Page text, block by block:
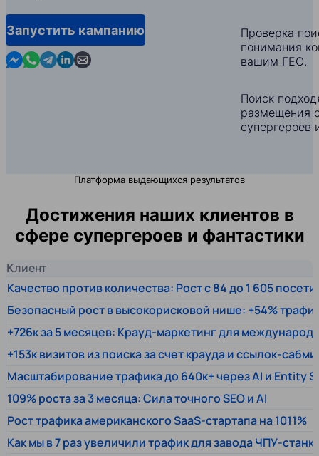
Запустить кампанию
Contact us in Messenger
Contact us in WhatsApp
Contact us in Telegram
Contact us in Linkedin
Contact us by email
Проверка
понимания
вашим ГЕО.
Поиск
размещения
супергероев
Платформа выдающихся результатов
Достижения наших клиентов в
сфере супергероев и фантастики
Клиент
Качество против количества: Рост с 84 до 1 605
Безопасный рост в высокорисковой нише: +54%
+726к за 5 месяцев: Крауд-маркетинг для
+153к визитов из поиска за счет крауда и ссылок-
Масштабирование трафика до 640к+ через AI и Entity
109% роста за 3 месяца: Сила точного SEO и AI
Рост трафика американского SaaS-стартапа на 1011%
Как мы в 7 раз увеличили трафик для завода ЧПУ-